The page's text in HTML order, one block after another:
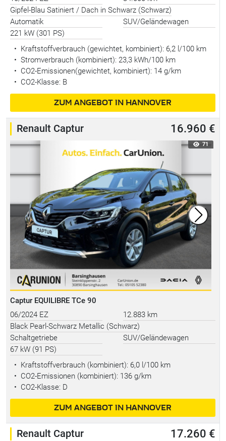
Gipfel-Blau Satiniert / Dach in Schwarz (Schwarz)
Automatik
SUV/Geländewagen
221 kW (301 PS)
•
Kraftstoffverbrauch (gewichtet, kombiniert): 6,2 l/100 km
• Stromverbrauch (kombiniert): 23,3 kWh/100 km
• CO2-Emissionen(gewichtet, kombiniert): 14 g/km
• CO2-Klasse: B
ZUM ANGEBOT IN HANNOVER
Renault Captur 16.960 €
71
Captur EQUILIBRE TCe 90
06/2024 EZ
12.883 km
Black Pearl-Schwarz Metallic (Schwarz)
Schaltgetriebe
SUV/Geländewagen
67 kW (91 PS)
•
Kraftstoffverbrauch (kombiniert): 6,0 l/100 km
• CO2-Emissionen (kombiniert): 136 g/km
• CO2-Klasse: D
ZUM ANGEBOT IN HANNOVER
Renault Captur 17.260 €